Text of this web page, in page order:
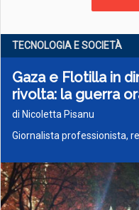
TECNOLOGIA E SOCIETÀ
Gaza e Flotilla in
rivolta: la guerra
di Nicoletta Pisanu
Giornalista professionista,